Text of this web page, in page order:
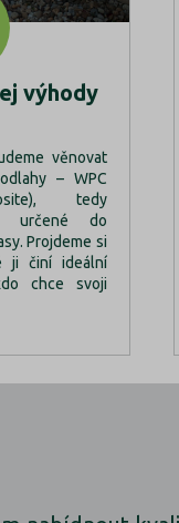
výhody
věnovat
– WPC
tedy
určené do
Projdeme si
ji činí ideální
chce svoji